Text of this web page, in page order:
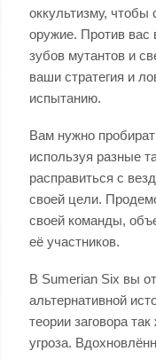
оккультизму,
оружие. Против вас
зубов мутантов и
ваши стратегия и
испытанию.
Вам нужно
используя разные
расправиться с
своей цели.
своей команды,
её участников.
В Sumerian Six вы
альтернативной
теории заговора
угроза.